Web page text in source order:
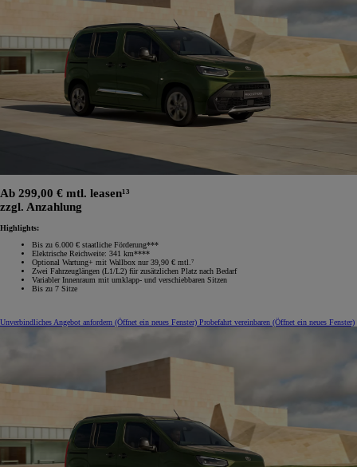
Ab 299,00 € mtl. leasen¹³
zzgl. Anzahlung
Highlights:
Bis zu 6.000 € staatliche Förderung***
Elektrische Reichweite: 341 km****
Optional Wartung+ mit Wallbox nur 39,90 € mtl.⁷
Zwei Fahrzeuglängen (L1/L2) für zusätzlichen Platz nach Bedarf
Variabler Innenraum mit umklapp‑ und verschiebbaren Sitzen
Bis zu 7 Sitze
Unverbindliches Angebot anfordern (Öffnet ein neues Fenster) Probefahrt vereinbaren (Öffnet ein neues Fenster)